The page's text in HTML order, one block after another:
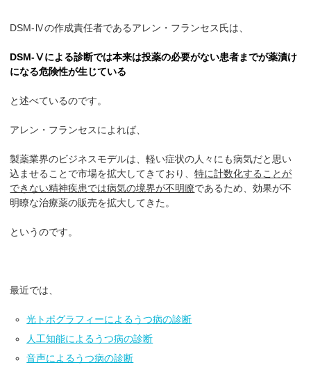
DSM-Ⅳの作成責任者であるアレン・フランセス氏は、
DSM-Ⅴによる診断では本来は投薬の必要がない患者までが薬漬け
になる危険性が生じている
と述べているのです。
アレン・フランセスによれば、
製薬業界のビジネスモデルは、軽い症状の人々にも病気だと思い
込ませることで市場を拡大してきており、特に計数化することが
できない精神疾患では病気の境界が不明瞭であるため、効果が不
明瞭な治療薬の販売を拡大してきた。
というのです。
最近では、
光トポグラフィーによるうつ病の診断
人工知能によるうつ病の診断
音声によるうつ病の診断